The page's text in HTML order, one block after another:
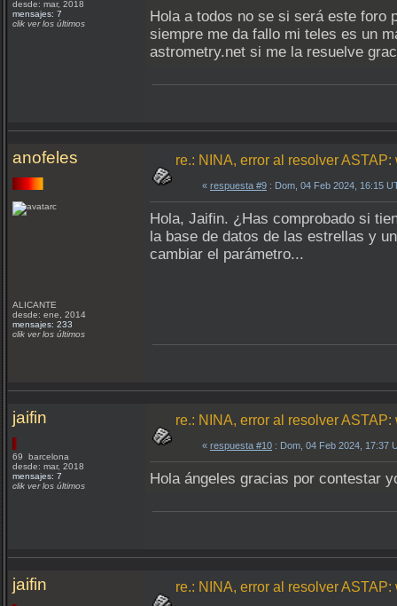
desde: mar, 2018
mensajes: 7
clik ver los últimos
Hola a todos no se si será este foro
siempre me da fallo mi teles es un
astrometry.net si me la resuelve
anofeles
ALICANTE
desde: ene, 2014
mensajes: 233
clik ver los últimos
re.: NINA, error al resolver
« respuesta #9 : Dom, 04 Feb 2024, 16:15
Hola, Jaifin. ¿Has comprobado si
la base de datos de las estrellas y
cambiar el parámetro...
jaifin
69 barcelona
desde: mar, 2018
mensajes: 7
clik ver los últimos
re.: NINA, error al resolver
« respuesta #10 : Dom, 04 Feb 2024, 17:37
Hola ángeles gracias por contestar
jaifin re.: NINA, error al resolver